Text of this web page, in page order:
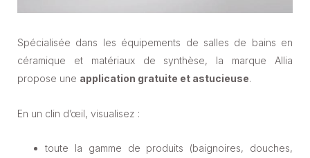
Spécialisée dans les équipements de salles de bains en
céramique et matériaux de synthèse, la marque Allia
propose une application gratuite et astucieuse.
En un clin d’œil, visualisez :
toute la gamme de produits (baignoires, douches,